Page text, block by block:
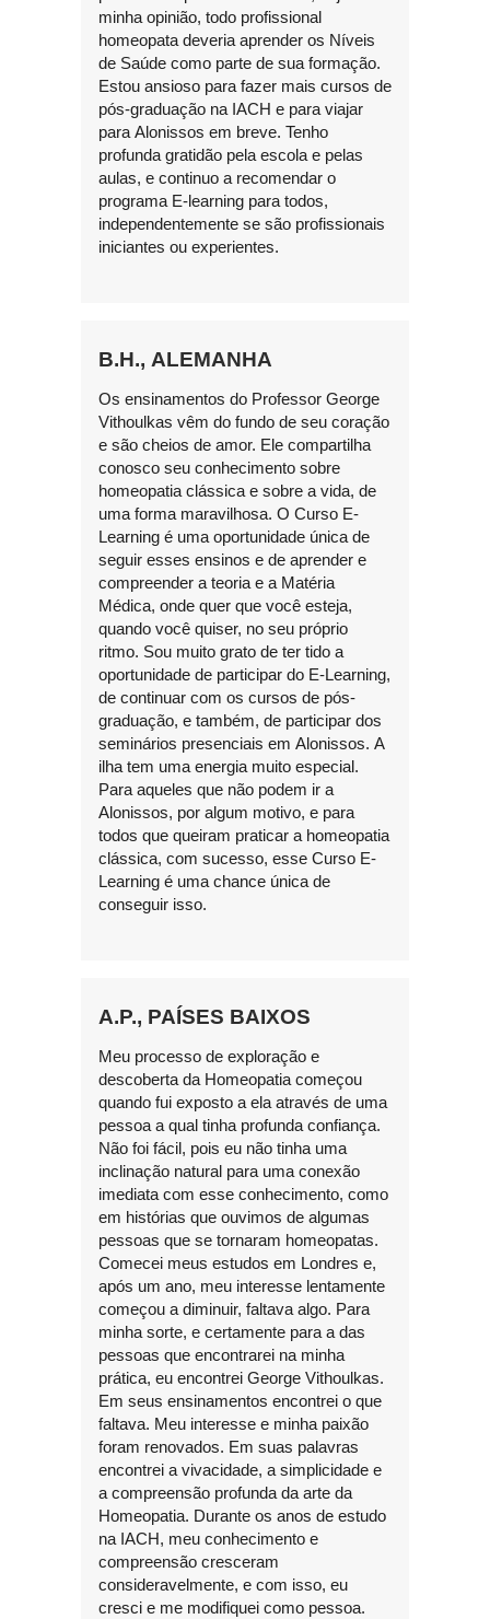
minha opinião, todo profissional
homeopata deveria aprender os Níveis
de Saúde como parte de sua formação.
Estou ansioso para fazer mais cursos de
pós-graduação na IACH e para viajar
para Alonissos em breve. Tenho
profunda gratidão pela escola e pelas
aulas, e continuo a recomendar o
programa E-learning para todos,
independentemente se são profissionais
iniciantes ou experientes.
B.H., ALEMANHA
Os ensinamentos do Professor George
Vithoulkas vêm do fundo de seu coração
e são cheios de amor. Ele compartilha
conosco seu conhecimento sobre
homeopatia clássica e sobre a vida, de
uma forma maravilhosa. O Curso E-
Learning é uma oportunidade única de
seguir esses ensinos e de aprender e
compreender a teoria e a Matéria
Médica, onde quer que você esteja,
quando você quiser, no seu próprio
ritmo. Sou muito grato de ter tido a
oportunidade de participar do E-Learning,
de continuar com os cursos de pós-
graduação, e também, de participar dos
seminários presenciais em Alonissos. A
ilha tem uma energia muito especial.
Para aqueles que não podem ir a
Alonissos, por algum motivo, e para
todos que queiram praticar a homeopatia
clássica, com sucesso, esse Curso E-
Learning é uma chance única de
conseguir isso.
A.P., PAÍSES BAIXOS
Meu processo de exploração e
descoberta da Homeopatia começou
quando fui exposto a ela através de uma
pessoa a qual tinha profunda confiança.
Não foi fácil, pois eu não tinha uma
inclinação natural para uma conexão
imediata com esse conhecimento, como
em histórias que ouvimos de algumas
pessoas que se tornaram homeopatas.
Comecei meus estudos em Londres e,
após um ano, meu interesse lentamente
começou a diminuir, faltava algo. Para
minha sorte, e certamente para a das
pessoas que encontrarei na minha
prática, eu encontrei George Vithoulkas.
Em seus ensinamentos encontrei o que
faltava. Meu interesse e minha paixão
foram renovados. Em suas palavras
encontrei a vivacidade, a simplicidade e
a compreensão profunda da arte da
Homeopatia. Durante os anos de estudo
na IACH, meu conhecimento e
compreensão cresceram
consideravelmente, e com isso, eu
cresci e me modifiquei como pessoa.